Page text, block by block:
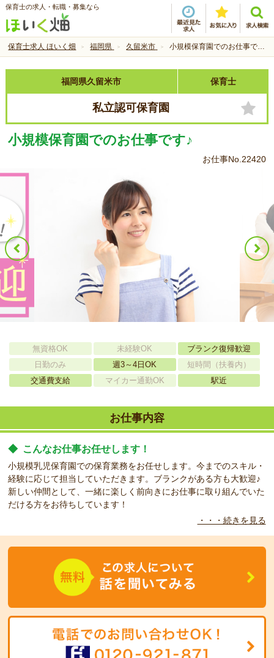
保育士の求人・転職・募集なら
保育士求人 ほいく畑 福岡県 久留米市 小規模保育園でのお仕事です♪
福岡県久留米市 保育士
私立認可保育園
小規模保育園でのお仕事です♪
お仕事No.22420
無資格OK 未経験OK
ブランク復帰歓迎
日勤のみ
週3～4日OK
短時間（扶養内）
交通費支給
マイカー通勤OK 駅近
お仕事内容
◆ こんなお仕事お任せします！
小規模乳児保育園での保育業務をお任せします。今までのスキル・
経験に応じて担当していただきます。ブランクがある方も大歓迎♪
新しい仲間として、一緒に楽しく前向きにお仕事に取り組んでいた
だける方をお待ちしています！
・・・続きを見る